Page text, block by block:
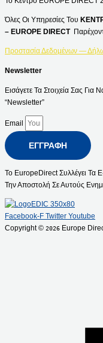
Όλες Οι Υπηρεσίες Του
– EUROPE DIRECT
Προστασία Δεδομένων —
Newsletter
Εισάγετε Τα Στοιχεία Σας Για
“Newsletter”
Email
ΕΓΓΡΑΦΉ
Το EuropeDirect Συλλέγει Τα
Την Αποστολή Σε Αυτούς
Facebook-F Twitter Youtube
Copyright © 2026 Europe